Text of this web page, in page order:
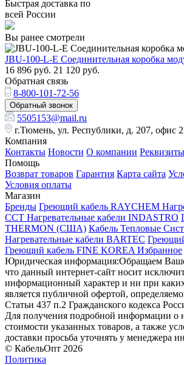
Быстрая доставка по
всей России
Вы ранее смотрели
JBU-100-L-E Соединительная коробка
16 896 руб. 21 120 руб.
Обратная связь
8-800-101-72-56
Обратный звонок
5505153@mail.ru
г.Тюмень, ул. Республики, д. 207, офис
Компания
Контакты Новости О компании Реквизиты
Помощь
Возврат товаров Гарантия Карта сайта
Условия оплаты
Магазин
Бренды Греющий кабель RAYCHEM
ССТ Нагревательные кабели INDASTRO
THERMON (США) Кабель Тепловые
Нагревательные кабели BARTEC
Греющий кабель FINE KOREA Избранное
Юридическая информация:Обращаем
что данный интернет-сайт носит
информационный характер и ни при
является публичной офертой,
Статьи 437 п.2 Гражданского кодекса
Для получения подробной информации о
стоимости указанных товаров, а также
доставки просьба уточнять у менеджера
© КабельОпт 2026
Политика